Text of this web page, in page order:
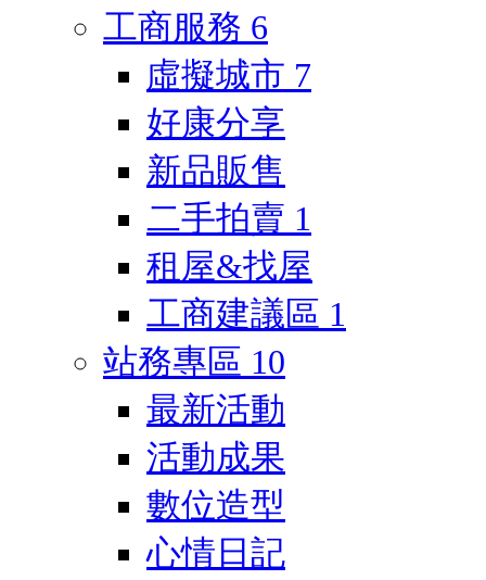
工商服務 6
虛擬城市 7
好康分享
新品販售
二手拍賣 1
租屋&找屋
工商建議區 1
站務專區 10
最新活動
活動成果
數位造型
心情日記